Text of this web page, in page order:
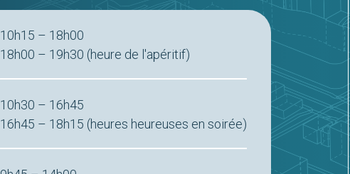
10h15 – 18h00
18h00 – 19h30 (heure de l'apéritif)
10h30 – 16h45
16h45 – 18h15 (heures heureuses en soirée)